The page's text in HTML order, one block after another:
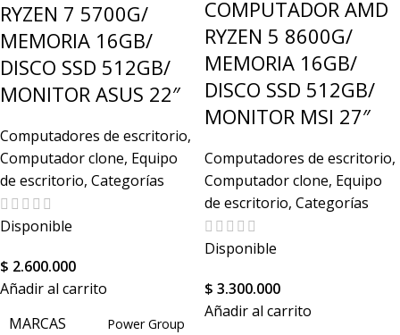
PROCESADOR
LÍNEA DEL PROCESADOR
Core
i5
MEMORIO RAM 16GB
TIPO DE DISCO
PROCESADOR Amd
LÍNEA DEL PROCESADOR
MEMORIO RAM 16GB
TIPO DE DISCO
RYZEN 7 5700G/
MEMORIA 16GB/
DISCO SSD 512GB/
MONITOR ASUS 22″
Computadores de escritorio,
Computador clone, Equipo
de escritorio, Categorías
Disponible
$ 2.600.000
Añadir al carrito
MARCAS
Power Group
COMPUTADOR AMD
RYZEN 5 8600G/
MEMORIA 16GB/
DISCO SSD 512GB/
MONITOR MSI 27″
Computadores de escritorio,
Computador clone, Equipo
de escritorio, Categorías
Disponible
$ 3.300.000
Añadir al carrito